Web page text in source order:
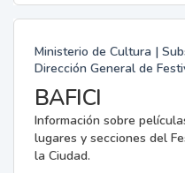
Ministerio de Cultura |
Dirección General de
BAFICI
Información sobre
lugares y secciones del
la Ciudad.